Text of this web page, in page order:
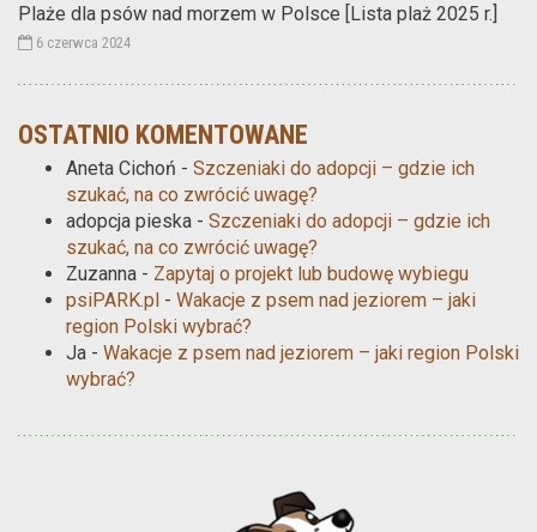
Plaże dla psów nad morzem w Polsce [Lista plaż 2025 r.]
6 czerwca 2024
OSTATNIO KOMENTOWANE
Aneta Cichoń - Szczeniaki do adopcji – gdzie ich
szukać, na co zwrócić uwagę?
adopcja pieska - Szczeniaki do adopcji – gdzie ich
szukać, na co zwrócić uwagę?
Zuzanna - Zapytaj o projekt lub budowę wybiegu
psiPARK.pl - Wakacje z psem nad jeziorem – jaki
region Polski wybrać?
Ja - Wakacje z psem nad jeziorem – jaki region Polski
wybrać?